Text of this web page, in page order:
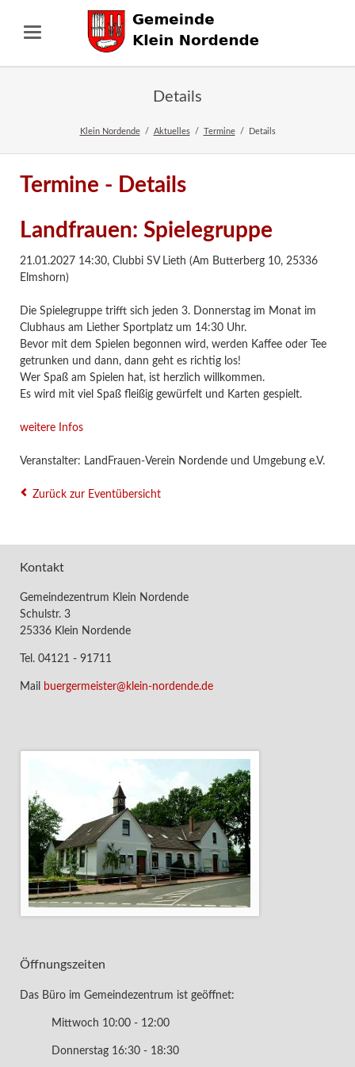
Details
Klein Nordende Aktuelles Termine Details
Termine - Details
Landfrauen: Spielegruppe
21.01.2027 14:30, Clubbi SV Lieth (Am Butterberg 10, 25336
Elmshorn)
Die Spielegruppe trifft sich jeden 3. Donnerstag im Monat im
Clubhaus am Liether Sportplatz um 14:30 Uhr.
Bevor mit dem Spielen begonnen wird, werden Kaffee oder Tee
getrunken und dann, dann geht es richtig los!
Wer Spaß am Spielen hat, ist herzlich willkommen.
Es wird mit viel Spaß fleißig gewürfelt und Karten gespielt.
weitere Infos
Veranstalter: LandFrauen-Verein Nordende und Umgebung e.V.
Zurück zur Eventübersicht
Kontakt
Gemeindezentrum Klein Nordende
Schulstr. 3
25336 Klein Nordende
Tel. 04121 - 91711
Mail buergermeister@klein-nordende.de
Öffnungszeiten
Das Büro im Gemeindezentrum ist geöffnet:
Mittwoch 10:00 - 12:00
Donnerstag 16:30 - 18:30